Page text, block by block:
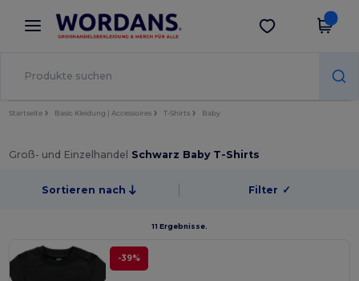
× Wordans App
Bessere Preise in der App!
App holen
Startseite Basic Kleidung | Accessoires T-Shirts Baby
Groß- und Einzelhandel Schwarz Baby T-Shirts
Sortieren nach Filter ✓
11 Ergebnisse.
-39%